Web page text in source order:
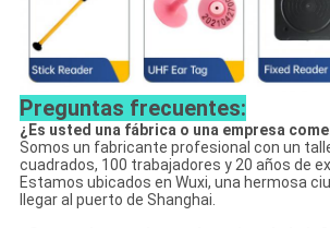
Preguntas frecuentes:
¿Es usted una fábrica o una empresa
Somos un fabricante profesional con un
cuadrados, 100 trabajadores y 20 años de
Estamos ubicados en Wuxi, una hermosa
llegar al puerto de Shanghai.